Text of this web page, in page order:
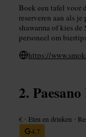
Boek een tafel voor
reserveren aan als
shawarma of kies
personeel om
https://
Paesano
€ • Eten en drinken •
4,7